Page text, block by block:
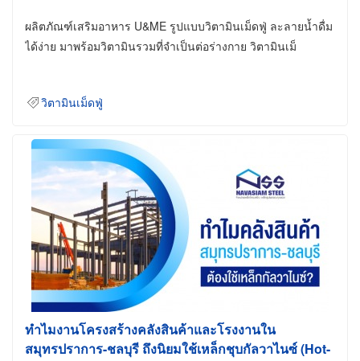
ผลิตภัณฑ์เสริมอาหาร U&ME รูปแบบวิตามินเม็ดฟู่ ละลายน้ำดื่ม
ได้ง่าย มาพร้อมวิตามินรวมที่จำเป็นต่อร่างกาย วิตามินเม็
วิตามินเม็ดฟู่
ทำไมงานโครงสร้างคลังสินค้าและโรงงานใน
สมุทรปราการ-ชลบุรี ถึงนิยมใช้เหล็กชุบกัลวาไนซ์ (Hot-